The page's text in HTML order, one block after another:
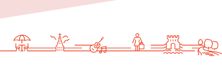
g